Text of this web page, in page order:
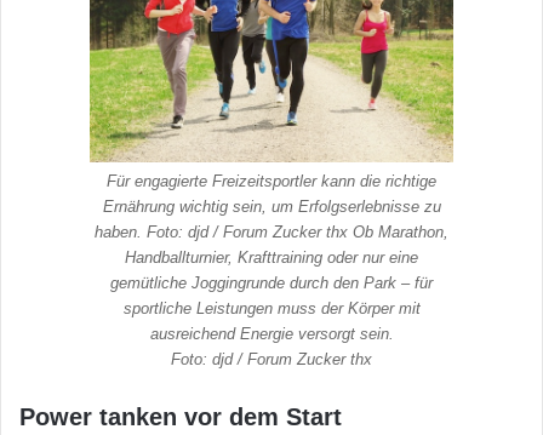
Für engagierte Freizeitsportler kann die richtige
Ernährung wichtig sein, um Erfolgserlebnisse zu
haben. Foto: djd / Forum Zucker thx Ob Marathon,
Handballturnier, Krafttraining oder nur eine
gemütliche Joggingrunde durch den Park – für
sportliche Leistungen muss der Körper mit
ausreichend Energie versorgt sein.
Foto: djd / Forum Zucker thx
Power tanken vor dem Start